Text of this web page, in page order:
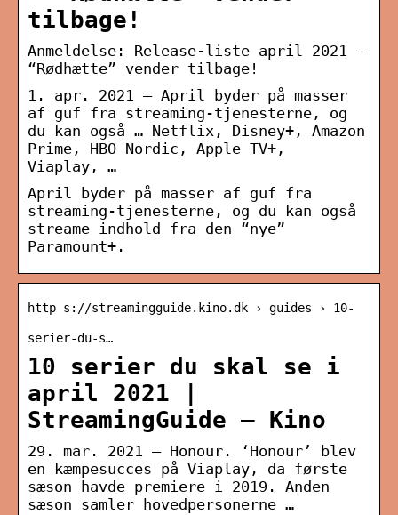
tilbage!
Anmeldelse: Release-liste april 2021 –
“Rødhætte” vender tilbage!
1. apr. 2021 — April byder på masser
af guf fra streaming-tjenesterne, og
du kan også … Netflix, Disney+, Amazon
Prime, HBO Nordic, Apple TV+,
Viaplay, …
April byder på masser af guf fra
streaming-tjenesterne, og du kan også
streame indhold fra den “nye”
Paramount+.
http s://streamingguide.kino.dk › guides › 10-
serier-du-s…
10 serier du skal se i
april 2021 |
StreamingGuide – Kino
29. mar. 2021 — Honour. ‘Honour’ blev
en kæmpesucces på Viaplay, da første
sæson havde premiere i 2019. Anden
sæson samler hovedpersonerne …